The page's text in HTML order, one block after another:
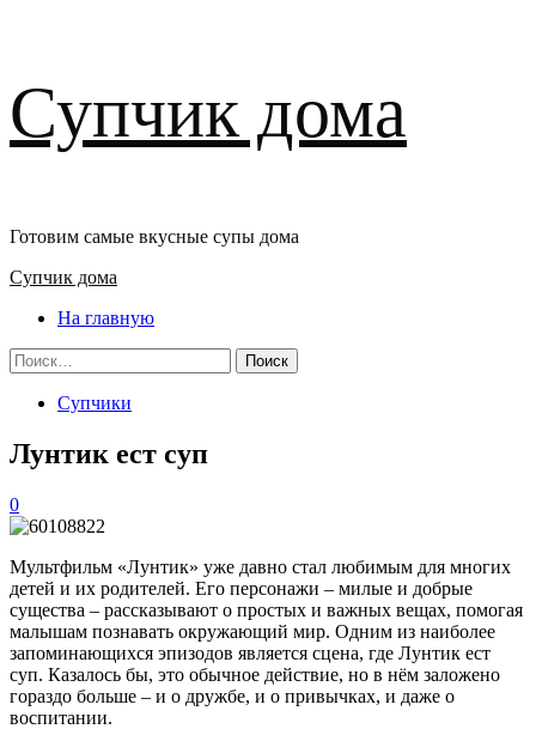
к
содержимому
Супчик дома
Готовим самые вкусные супы дома
Основное
Супчик дома
На главную
Найти:
Супчики
Лунтик ест суп
0
Мультфильм «Лунтик» уже давно стал любимым для многих
детей и их родителей. Его персонажи – милые и добрые
существа – рассказывают о простых и важных вещах, помогая
малышам познавать окружающий мир. Одним из наиболее
запоминающихся эпизодов является сцена, где Лунтик ест
суп. Казалось бы, это обычное действие, но в нём заложено
гораздо больше – и о дружбе, и о привычках, и даже о
воспитании.